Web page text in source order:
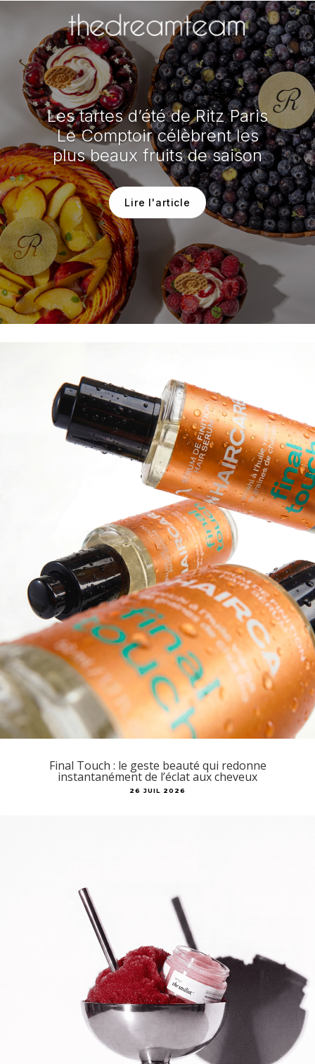
Les tartes d’été de Ritz Paris
Le Comptoir célèbrent les
plus beaux fruits de saison
Lire l'article
Final Touch : le geste beauté qui redonne
instantanément de l’éclat aux cheveux
26 JUIL 2026